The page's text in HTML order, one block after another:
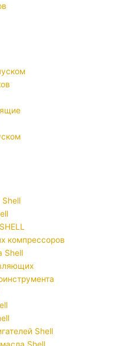
компрессоров
Shell
Shell